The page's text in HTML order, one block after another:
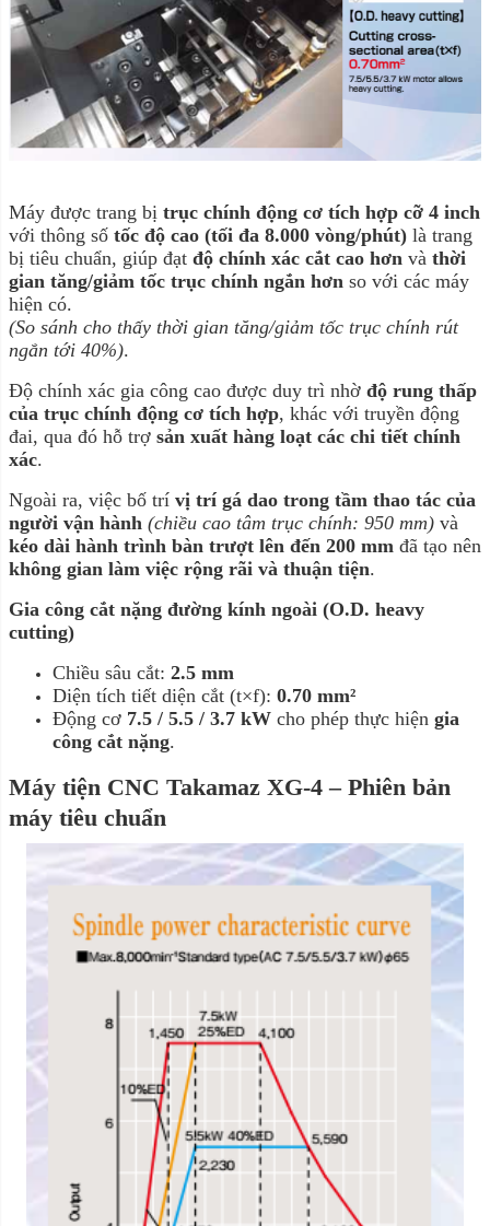
Máy được trang bị trục chính động cơ tích hợp cỡ 4 inch
với thông số tốc độ cao (tối đa 8.000 vòng/phút) là trang
bị tiêu chuẩn, giúp đạt độ chính xác cắt cao hơn và thời
gian tăng/giảm tốc trục chính ngắn hơn so với các máy
hiện có.
(So sánh cho thấy thời gian tăng/giảm tốc trục chính rút
ngắn tới 40%).
Độ chính xác gia công cao được duy trì nhờ độ rung thấp
của trục chính động cơ tích hợp, khác với truyền động
đai, qua đó hỗ trợ sản xuất hàng loạt các chi tiết chính
xác.
Ngoài ra, việc bố trí vị trí gá dao trong tầm thao tác của
người vận hành (chiều cao tâm trục chính: 950 mm) và
kéo dài hành trình bàn trượt lên đến 200 mm đã tạo nên
không gian làm việc rộng rãi và thuận tiện.
Gia công cắt nặng đường kính ngoài (O.D. heavy
cutting)
Chiều sâu cắt: 2.5 mm
Diện tích tiết diện cắt (t×f): 0.70 mm²
Động cơ 7.5 / 5.5 / 3.7 kW cho phép thực hiện gia
công cắt nặng.
Máy tiện CNC Takamaz XG-4 – Phiên bản
máy tiêu chuẩn